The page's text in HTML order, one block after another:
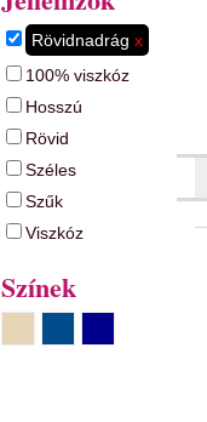
Rövidnadrág x
100% viszkóz
Hosszú
Rövid
Széles
Szűk
Viszkóz
Színek